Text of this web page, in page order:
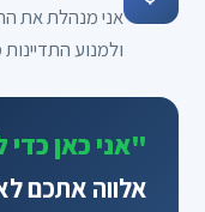
אני מנהלת את
ולמנוע
"אני כאן
אלווה אתכם